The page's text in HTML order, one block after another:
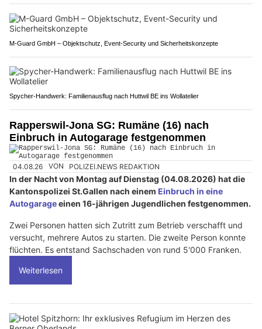
M-Guard GmbH – Objektschutz, Event-Security und Sicherheitskonzepte
Spycher-Handwerk: Familienausflug nach Huttwil BE ins Wollatelier
Rapperswil-Jona SG: Rumäne (16) nach
Einbruch in Autogarage festgenommen
04.08.26 VON POLIZEI.NEWS REDAKTION
In der Nacht von Montag auf Dienstag (04.08.2026) hat die
Kantonspolizei St.Gallen nach einem Einbruch in eine
Autogarageeinen 16-jährigen Jugendlichen festgenommen.
Zwei Personen hatten sich Zutritt zum Betrieb verschafft und
versucht, mehrere Autos zu starten. Die zweite Person konnte
flüchten. Es entstand Sachschaden von rund 5'000 Franken.
Weiterlesen